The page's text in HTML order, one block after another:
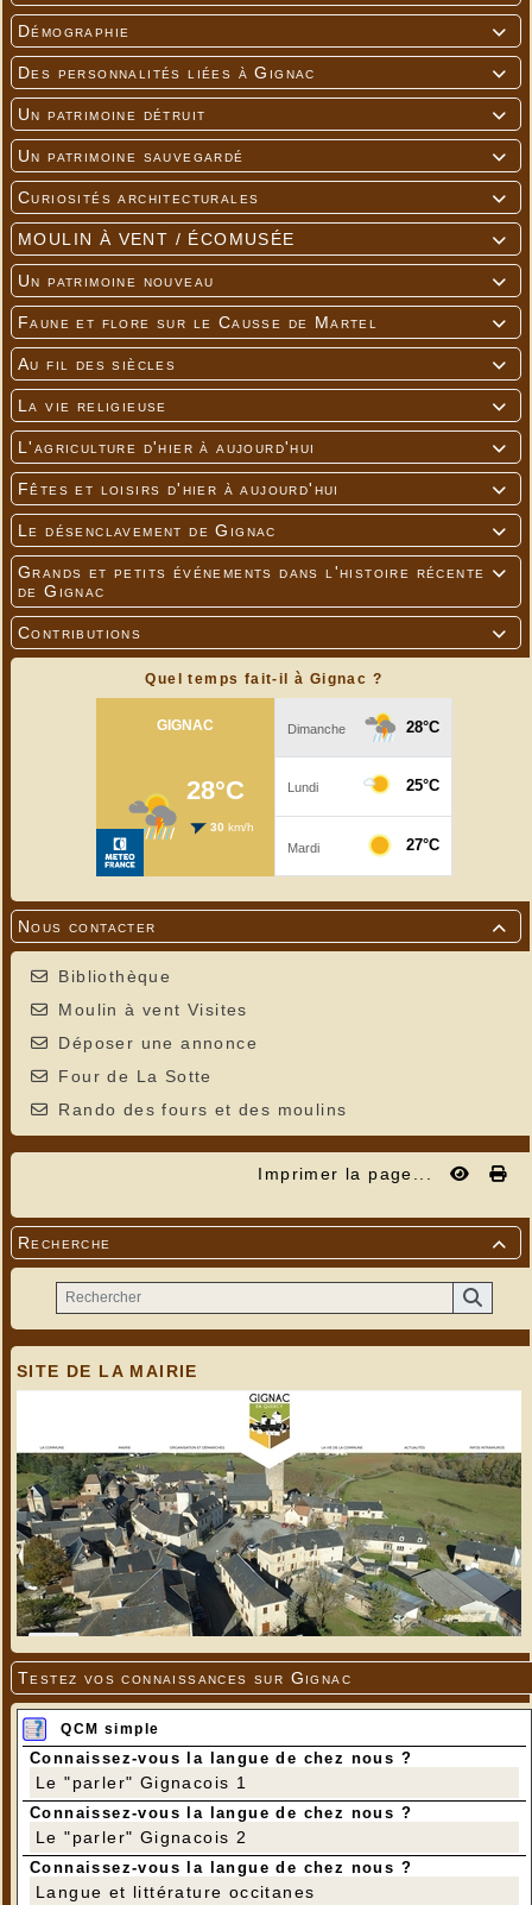

Démographie

Des personnalités liées à Gignac

Un patrimoine détruit

Un patrimoine sauvegardé

Curiosités architecturales

MOULIN À VENT / ÉCOMUSÉE

Un patrimoine nouveau

Faune et flore sur le Causse de Martel

Au fil des siècles

La vie religieuse

L'agriculture d'hier à aujourd'hui

Fêtes et loisirs d'hier à aujourd'hui

Le désenclavement de Gignac

Grands et petits événements dans l'histoire récente
de Gignac

Contributions
Quel temps fait-il à Gignac ?

Nous contacter
Bibliothèque
Moulin à vent Visites
Déposer une annonce
Four de La Sotte
Rando des fours et des moulins
Imprimer la page...

Recherche
SITE DE LA MAIRIE
Testez vos connaissances sur Gignac
QCM simple
Connaissez-vous la langue de chez nous ?
Le "parler" Gignacois 1
Connaissez-vous la langue de chez nous ?
Le "parler" Gignacois 2
Connaissez-vous la langue de chez nous ?
Langue et littérature occitanes